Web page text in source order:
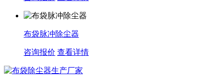
布袋脉冲除尘器
咨询报价 查看详情